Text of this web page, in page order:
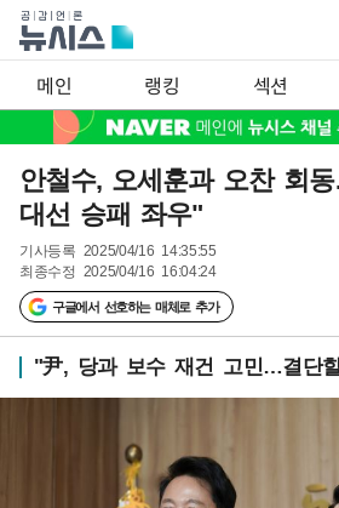
메인 랭킹 섹션
안철수, 오세훈과 오찬 회
대선 승패 좌우"
기사등록 2025/04/16 14:35:55
최종수정 2025/04/16 16:04:24
구글에서 선호하는 매체로 추가
"尹, 당과 보수 재건 고민…결단